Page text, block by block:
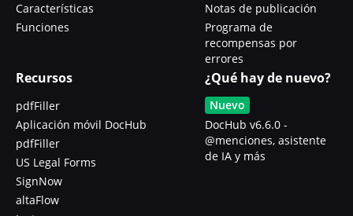
Características
Funciones
Notas de publicación
Programa de
recompensas por
errores
Recursos
pdfFiller
Aplicación móvil DocHub
pdfFiller
US Legal Forms
SignNow
altaFlow
¿Qué hay de nuevo?
Nuevo
DocHub v6.6.0 -
@menciones, asistente
de IA y más